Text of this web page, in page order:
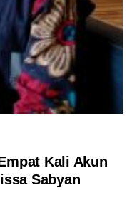
Kali Akun
Sabyan